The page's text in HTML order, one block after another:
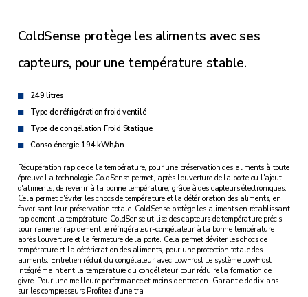
ColdSense protège les aliments avec ses
capteurs, pour une température stable.
249 litres
Type de réfrigération froid ventilé
Type de congélation Froid Statique
Conso énergie 194 kWh/an
Récupération rapide de la température, pour une préservation des aliments à toute
épreuve La technologie ColdSense permet, après l'ouverture de la porte ou l'ajout
d'aliments, de revenir à la bonne température, grâce à des capteurs électroniques.
Cela permet d'éviter les chocs de température et la détérioration des aliments, en
favorisant leur préservation totale. ColdSense protège les aliments en rétablissant
rapidement la température. ColdSense utilise des capteurs de température précis
pour ramener rapidement le réfrigérateur-congélateur à la bonne température
après l'ouverture et la fermeture de la porte. Cela permet déviter les chocs de
température et la détérioration des aliments, pour une protection totale des
aliments. Entretien réduit du congélateur avec LowFrost Le système LowFrost
intégré maintient la température du congélateur pour réduire la formation de
givre. Pour une meilleure performance et moins d'entretien. Garantie de dix ans
sur les compresseurs Profitez d'une tra